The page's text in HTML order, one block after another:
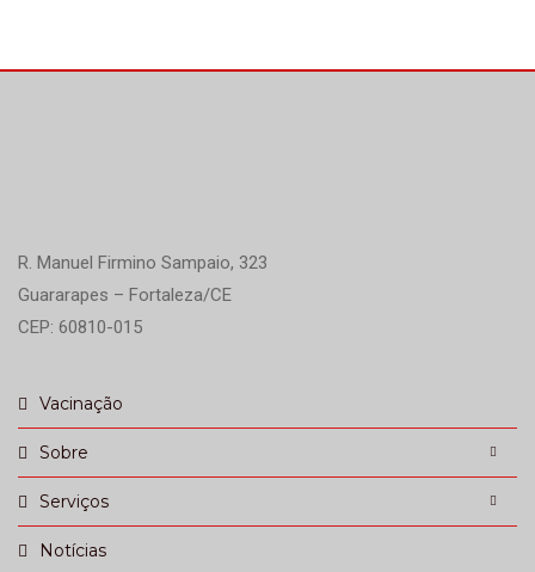
R. Manuel Firmino Sampaio, 323
Guararapes – Fortaleza/CE
CEP: 60810-015
Vacinação
Sobre
Serviços
Notícias